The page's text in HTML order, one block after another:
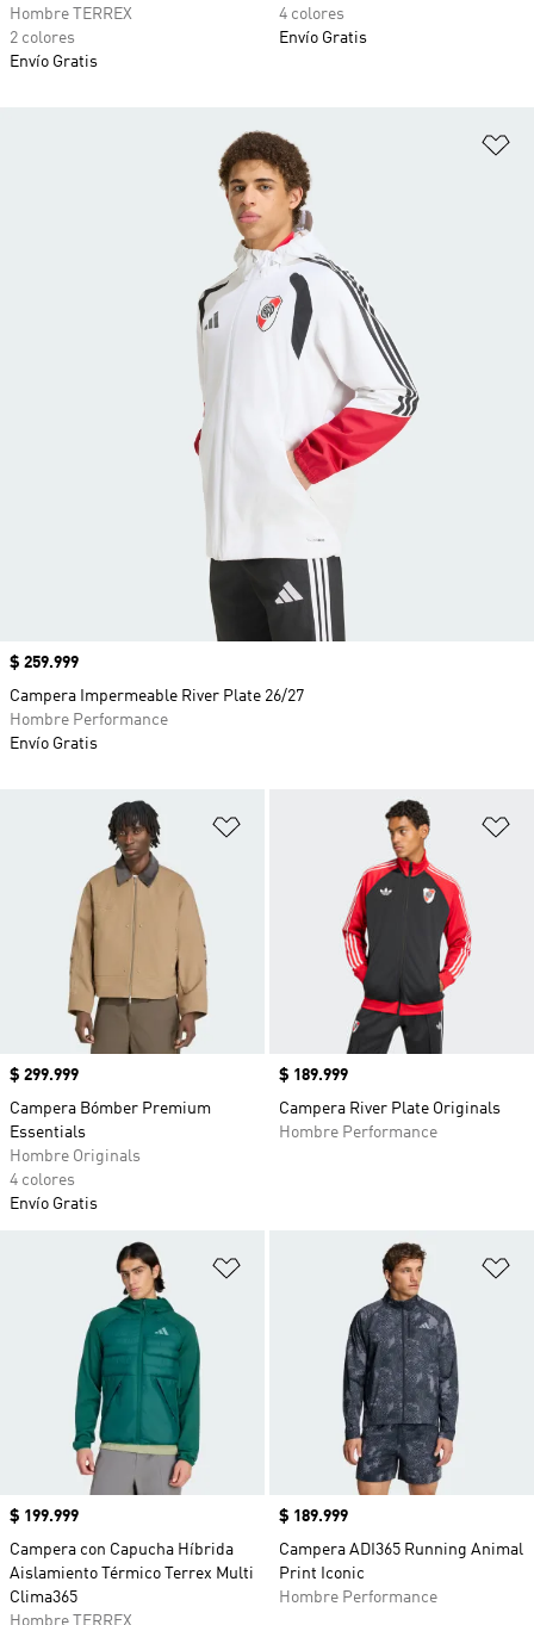
Hombre TERREX
2 colores
Envío Gratis
4 colores
Envío Gratis
Añadir a la lista de deseos
Precio
$ 299.999
Campera Bómber Premium
Essentials
Hombre Originals
4 colores
Envío Gratis
Precio
$ 189.999
Campera River Plate Originals
Hombre Performance
Añadir a la lista de deseos
Precio
$ 199.999
Campera con Capucha Híbrida
Aislamiento Térmico Terrex Multi
Clima365
Hombre TERREX
Precio
$ 189.999
Campera ADI365 Running Animal
Print Iconic
Hombre Performance
Precio
$ 259.999
Campera Impermeable River Plate 26/27
Hombre Performance
Envío Gratis